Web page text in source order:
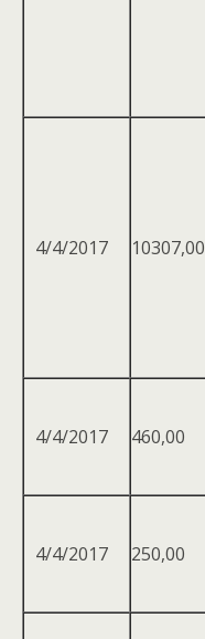
4/4/2017 10307,00
4/4/2017 460,00
4/4/2017 250,00